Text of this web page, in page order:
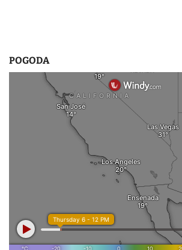
POGODA